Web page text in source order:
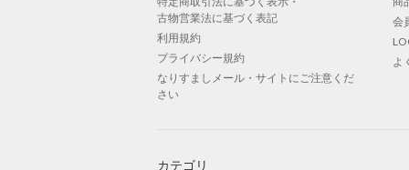
古物営業法に基づく表記
利用規約
プライバシー規約
なりすましメール・サイトにご注意くだ
さい
会
よ
カテゴリ